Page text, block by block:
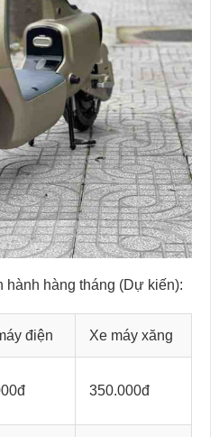
hành hàng tháng (Dự kiến):
điện Xe máy xăng
350.000đ